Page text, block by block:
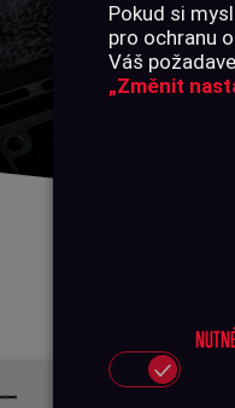
Pokud si
pro ochranu
Váš
„Změnit